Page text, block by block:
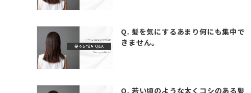
Q. 髪を気にするあまり何にも集中で
きません。
Q. 若い頃のような太くコシのある髪